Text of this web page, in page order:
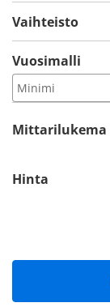
Vaihteisto
Vuosimalli
Mittarilukema
Hinta